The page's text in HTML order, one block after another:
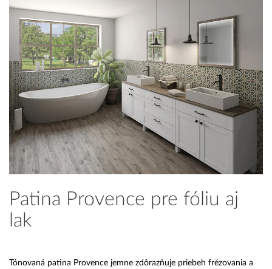
Patina Provence pre fóliu aj
lak
Tónovaná patina Provence jemne zdôrazňuje priebeh frézovania a